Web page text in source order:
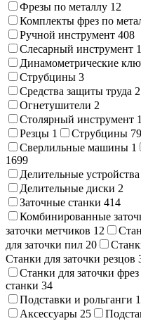
Фрезы по металлу 12
Комплекты фрез по
Ручной инструмент 408
Слесарный инструмент
Динамометрические
Струбцины 3
Средства защиты труда 2
Огнетушители 2
Столярный инструмент
Резцы 1 Струбцины 79
Сверлильные машины 1
1699
Делительные устройства
Делительные диски 2
Заточные станки 414
Комбинированные
заточки метчиков 12
для заточки пил 20
Станки для заточки резцов
Станки для заточки фрез
станки 34
Подставки и рольганги
Аксессуары 25